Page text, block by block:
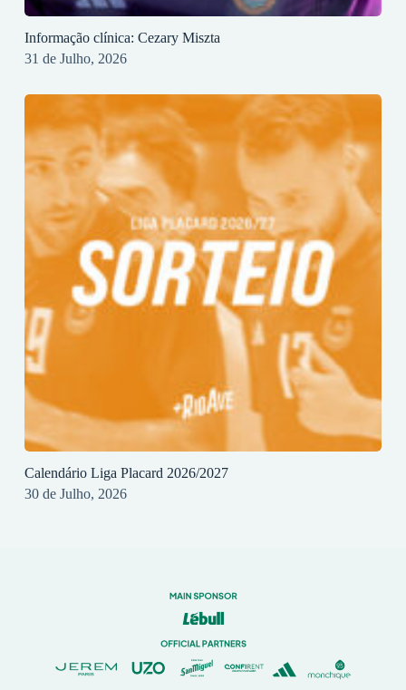
Informação clínica: Cezary Miszta
31 de Julho, 2026
Calendário Liga Placard 2026/2027
30 de Julho, 2026